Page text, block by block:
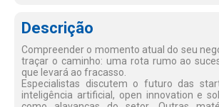
Descrição
Compreender o momento atual do seu
traçar o caminho: uma rota rumo ao
que levará ao fracasso.
Especialistas discutem o futuro das
inteligência artificial, open innovation e